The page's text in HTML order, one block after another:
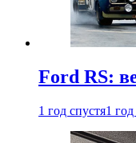
Ford RS:
1 год спустя1